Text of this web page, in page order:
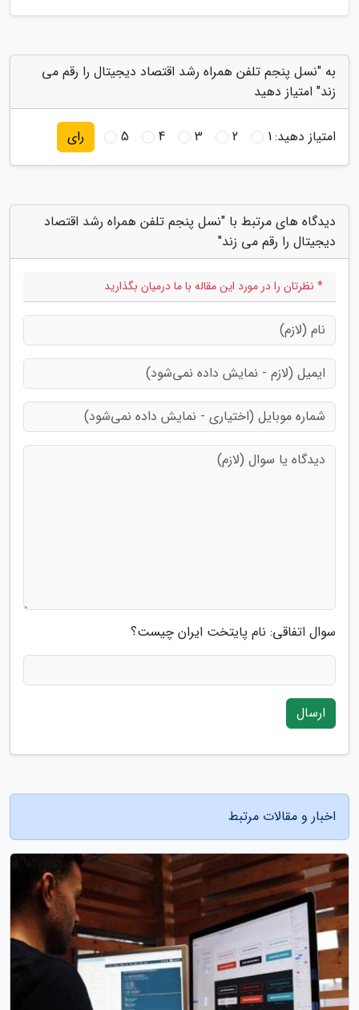
به "نسل پنجم تلفن همراه رشد اقتصاد دیجیتال را رقم می
زند" امتیاز دهید
امتیاز دهید:1
2
3
4
5 رای
دیدگاه های مرتبط با "نسل پنجم تلفن همراه رشد اقتصاد
دیجیتال را رقم می زند"
* نظرتان را در مورد این مقاله با ما درمیان بگذارید
سوال اتفاقی: نام پایتخت ایران چیست؟
ارسال
اخبار و مقالات مرتبط